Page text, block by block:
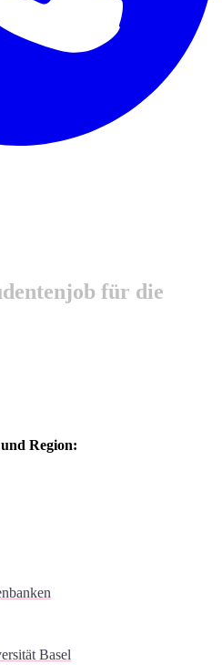
für die
Region:
Basel